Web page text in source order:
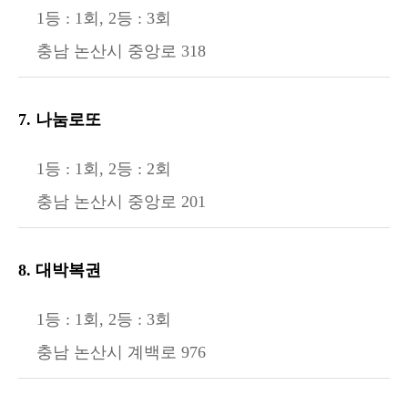
1등 : 1회, 2등 : 3회
충남 논산시 중앙로 318
7. 나눔로또
1등 : 1회, 2등 : 2회
충남 논산시 중앙로 201
8. 대박복권
1등 : 1회, 2등 : 3회
충남 논산시 계백로 976